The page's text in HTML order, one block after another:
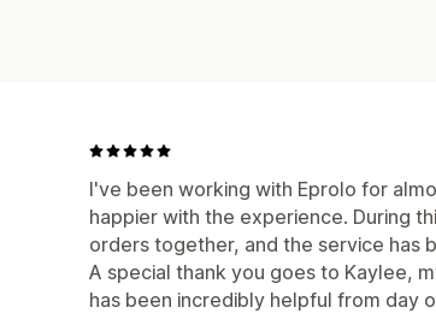
I've been working with Eprolo for
happier with the experience. During
orders together, and the service has
A special thank you goes to Kaylee,
has been incredibly helpful from day